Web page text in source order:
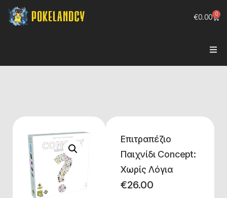
€0.00 0
Επιτραπέζιο
Παιχνίδι Concept:
Χωρίς Λόγια
€26.00